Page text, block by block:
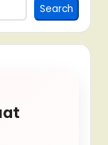
Search